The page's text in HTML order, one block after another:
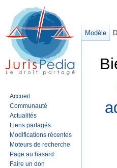
Modèle
Accueil
Communauté
Actualités
Liens partagés
Modifications récentes
Moteurs de recherche
Page au hasard
Faire un don